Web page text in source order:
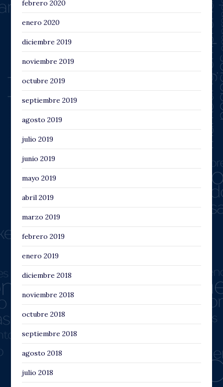
febrero 2020
enero 2020
diciembre 2019
noviembre 2019
octubre 2019
septiembre 2019
agosto 2019
julio 2019
junio 2019
mayo 2019
abril 2019
marzo 2019
febrero 2019
enero 2019
diciembre 2018
noviembre 2018
octubre 2018
septiembre 2018
agosto 2018
julio 2018